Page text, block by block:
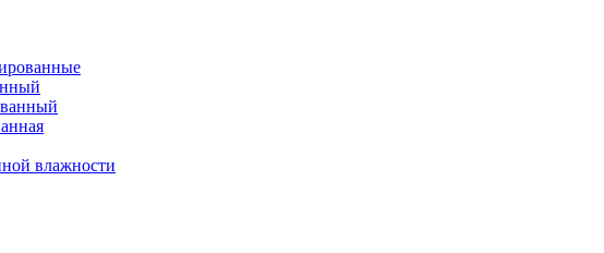
влажности